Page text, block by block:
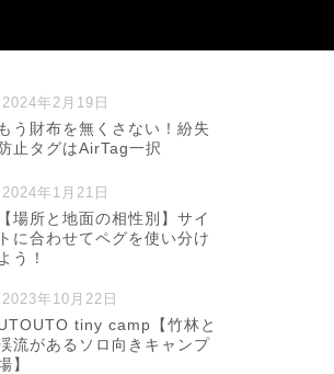
2024年2月19日
もう財布を無くさない！紛失
防止タグはAirTag一択
2024年1月21日
【場所と地面の相性別】サイ
トに合わせてペグを使い分け
よう！
2023年10月22日
tiny camp【竹林と
流があるソロ向きキャンプ
】